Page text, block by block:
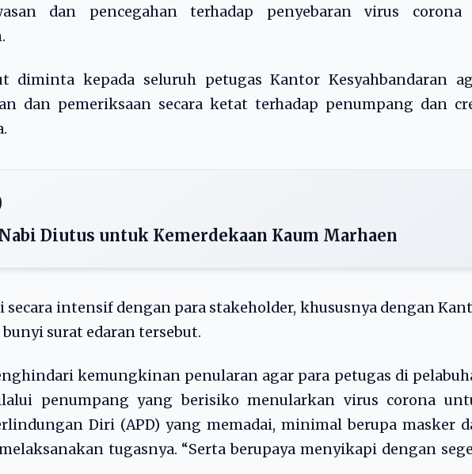
dan pencegahan terhadap penyebaran virus corona
diminta kepada seluruh petugas Kantor Kesyahbandaran
dan pemeriksaan secara ketat terhadap penumpang dan
Diutus untuk Kemerdekaan Kaum Marhaen
secara intensif dengan para stakeholder, khususnya dengan
bunyi surat edaran tersebut.
kemungkinan penularan agar para petugas di
penumpang yang berisiko menularkan virus corona
Diri (APD) yang memadai, minimal berupa masker
tugasnya. “Serta berupaya menyikapi dengan